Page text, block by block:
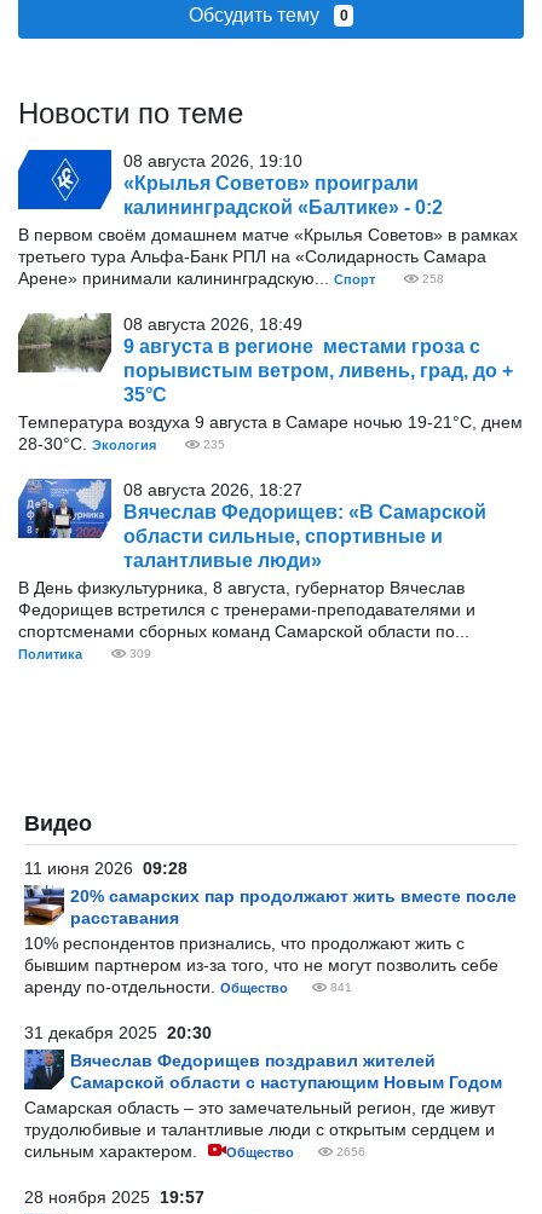
Обсудить тему 0
Новости по теме
08 августа 2026, 19:10
«Крылья Советов» проиграли
калининградской «Балтике» - 0:2
В первом своём домашнем матче «Крылья Советов» в рамках
третьего тура Альфа-Банк РПЛ на «Солидарность Самара
Арене» принимали калининградскую...
Спорт 258
08 августа 2026, 18:49
9 августа в регионе местами гроза с
порывистым ветром, ливень, град, до +
35°С
Температура воздуха 9 августа в Самаре ночью 19-21°С, днем
28-30°С.
Экология 235
08 августа 2026, 18:27
Вячеслав Федорищев: «В Самарской
области сильные, спортивные и
талантливые люди»
В День физкультурника, 8 августа, губернатор Вячеслав
Федорищев встретился с тренерами-преподавателями и
спортсменами сборных команд Самарской области по...
Политика 309
Видео
11 июня 2026 09:28
20% самарских пар продолжают жить вместе после
расставания
10% респондентов признались, что продолжают жить с
бывшим партнером из-за того, что не могут позволить себе
аренду по-отдельности.
Общество 841
31 декабря 2025 20:30
Вячеслав Федорищев поздравил жителей
Самарской области с наступающим Новым Годом
Самарская область – это замечательный регион, где живут
трудолюбивые и талантливые люди с открытым сердцем и
сильным характером.
Общество 2656
28 ноября 2025 19:57